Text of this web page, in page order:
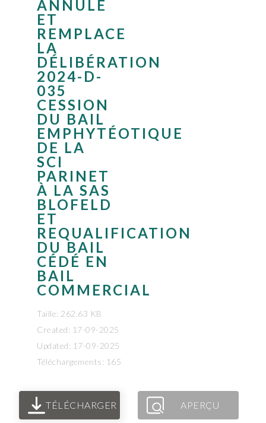
ANNULE
ET
REMPLACE
LA
DÉLIBÉRATION
2024-D-
035
CESSION
DU BAIL
EMPHYTÉOTIQUE
DE LA
SCI
PARINET
À LA SAS
BLOFELD
ET
REQUALIFICATION
DU BAIL
CÉDÉ EN
BAIL
COMMERCIAL
Taille: 262.63 KB
Created: 17-09-2025
Updated: 17-09-2025
Téléchargements: 165
TÉLÉCHARGER APERÇU